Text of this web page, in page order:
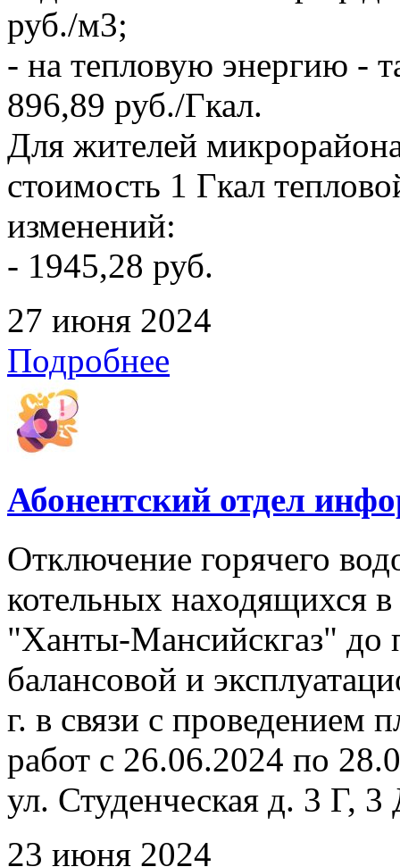
руб./м3;
- на тепловую энергию -
896,89 руб./Гкал.
Для жителей
стоимость 1 Гкал
изменений:
- 1945,28 руб.
27 июня 2024
Подробнее
Абонентский отдел
Отключение горячего
котельных находящихся
"Ханты-Мансийскгаз" до
балансовой и
г. в связи с проведением
работ с 26.06.2024 по
ул. Студенческая д. 3 Г, 3
23 июня 2024